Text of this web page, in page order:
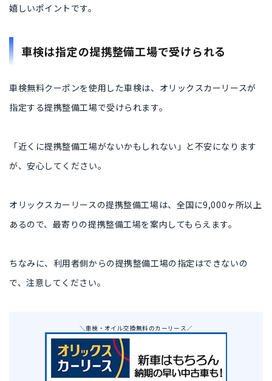
嬉しいポイントです。
車検は指定の提携整備工場で受けられる
車検無料クーポンを使用した車検は、オリックスカーリースが
指定する提携整備工場で受けられます。
「近くに提携整備工場がないかもしれない」と不安になります
が、安心してください。
オリックスカーリースの提携整備工場は、全国に9,000ヶ所以上
あるので、最寄りの提携整備工場を案内してもらえます。
ちなみに、利用者側からの提携整備工場の指定はできないの
で、注意してください。
＼車検・オイル交換無料のカーリース／